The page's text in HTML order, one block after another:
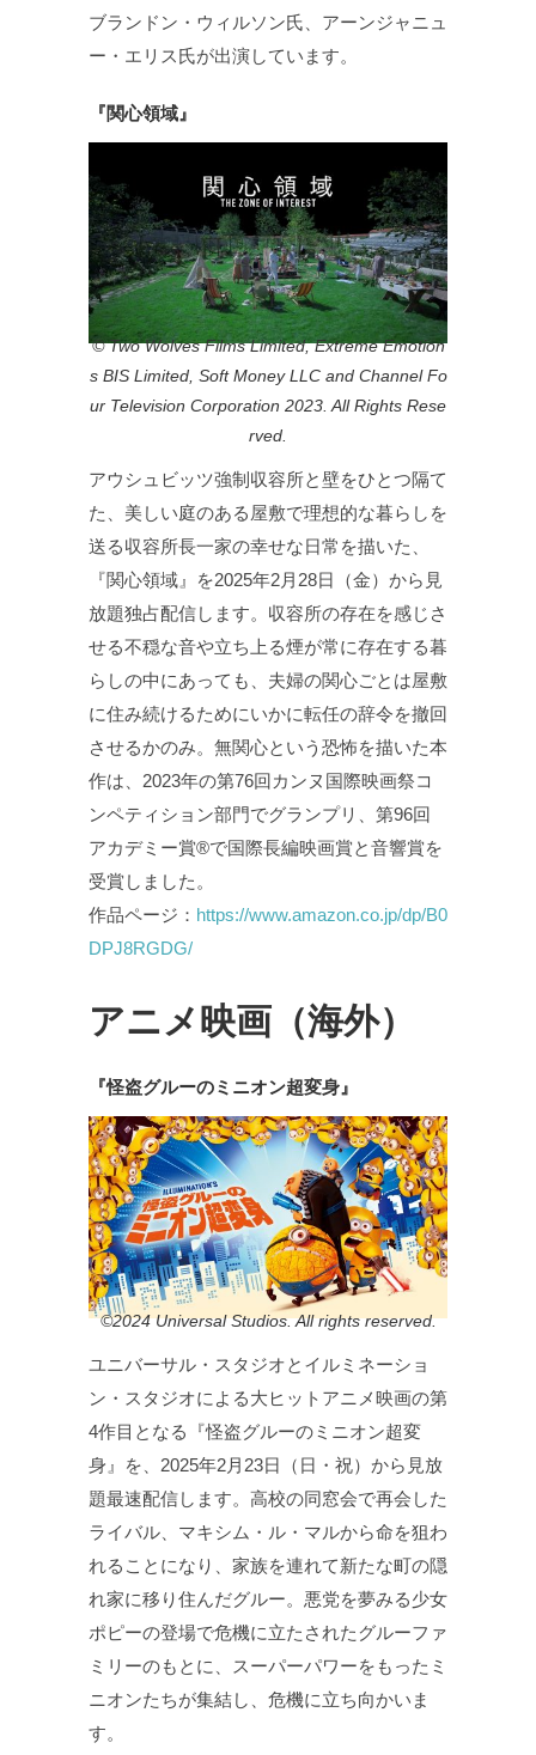
ブランドン・ウィルソン氏、アーンジャニュ
ー・エリス氏が出演しています。
『関心領域』
© Two Wolves Films Limited, Extreme Emotion
s BIS Limited, Soft Money LLC and Channel Fo
ur Television Corporation 2023. All Rights Rese
rved.
アウシュビッツ強制収容所と壁をひとつ隔て
た、美しい庭のある屋敷で理想的な暮らしを
送る収容所長一家の幸せな日常を描いた、
『関心領域』を2025年2月28日（金）から見
放題独占配信します。収容所の存在を感じさ
せる不穏な音や立ち上る煙が常に存在する暮
らしの中にあっても、夫婦の関心ごとは屋敷
に住み続けるためにいかに転任の辞令を撤回
させるかのみ。無関心という恐怖を描いた本
作は、2023年の第76回カンヌ国際映画祭コ
ンペティション部門でグランプリ、第96回
アカデミー賞®で国際長編映画賞と音響賞を
受賞しました。
作品ページ： https://www.amazon.co.jp/dp/B0
DPJ8RGDG/
アニメ映画（海外）
『怪盗グルーのミニオン超変身』
©2024 Universal Studios. All rights reserved.
ユニバーサル・スタジオとイルミネーショ
ン・スタジオによる大ヒットアニメ映画の第
4作目となる『怪盗グルーのミニオン超変
身』を、2025年2月23日（日・祝）から見放
題最速配信します。高校の同窓会で再会した
ライバル、マキシム・ル・マルから命を狙わ
れることになり、家族を連れて新たな町の隠
れ家に移り住んだグルー。悪党を夢みる少女
ポピーの登場で危機に立たされたグルーファ
ミリーのもとに、スーパーパワーをもったミ
ニオンたちが集結し、危機に立ち向かいま
す。